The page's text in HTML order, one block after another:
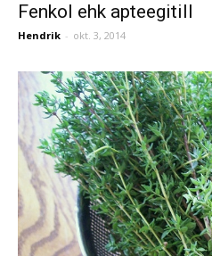
Fenkol ehk apteegitill
Hendrik - okt. 3, 2014